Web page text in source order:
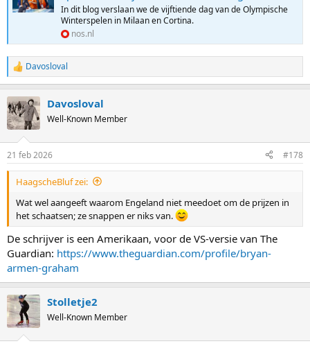
In dit blog verslaan we de vijftiende dag van de Olympische
Winterspelen in Milaan en Cortina.
nos.nl
R
e
c
t
i
s
:
Davosloval
Davosloval
Well-Known Member
21 feb 2026 #178
HaagscheBluf zei:
Wat wel aangeeft waarom Engeland niet meedoet om de prijzen in
het schaatsen; ze snappen er niks van.
De schrijver is een Amerikaan, voor de VS-versie van The
Guardian: https://www.theguardian.com/profile/bryan-
armen-graham
Stolletje2
Well-Known Member